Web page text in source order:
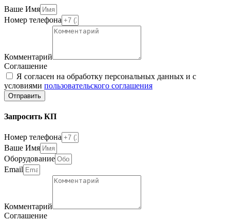
Ваше Имя
Номер телефона
Комментарий
Соглашение
Я согласен на обработку персональных данных и с
условиями пользовательского соглашения
Отправить
Запросить КП
Номер телефона
Ваше Имя
Оборудование
Email
Комментарий
Соглашение